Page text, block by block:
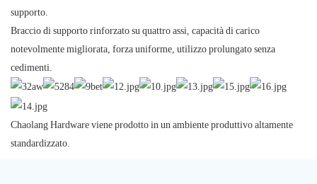
supporto.
Braccio di supporto rinforzato su quattro assi, capacità di carico
notevolmente migliorata, forza uniforme, utilizzo prolungato senza
cedimenti.
Chaolang Hardware viene prodotto in un ambiente produttivo altamente
standardizzato.